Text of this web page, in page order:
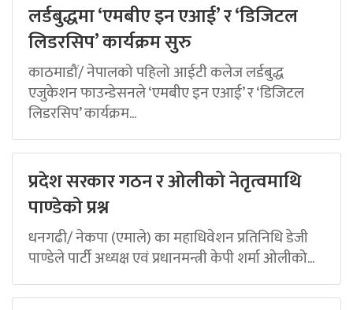
लर्डबुद्धमा ‘एमबीए इन एआई’ र ‘डिजिटल
लिडरसिप’ कार्यक्रम सुरु
काठमाडौं/ नेपालको पहिलो आईटी कलेज लर्डबुद्ध
एजुकेशन फाउन्डेसनले ‘एमबीए इन एआई’ र ‘डिजिटल
लिडरसिप’ कार्यक्रम...
प्रदेश सरकार गठन र ओलीको नेतृत्वमाथि
पाण्डेको प्रश्न
धनगढी/ नेकपा (एमाले) का महाधिवेशन प्रतिनिधि डेजी
पाण्डेले पार्टी अध्यक्ष एवं प्रधानमन्त्री केपी शर्मा ओलीको...